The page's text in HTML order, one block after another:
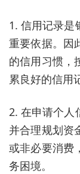
1. 信用记录是
重要依据。因
的信用习惯，
累良好的信用
2. 在申请个人
并合理规划资
或非必要消费
务困境。